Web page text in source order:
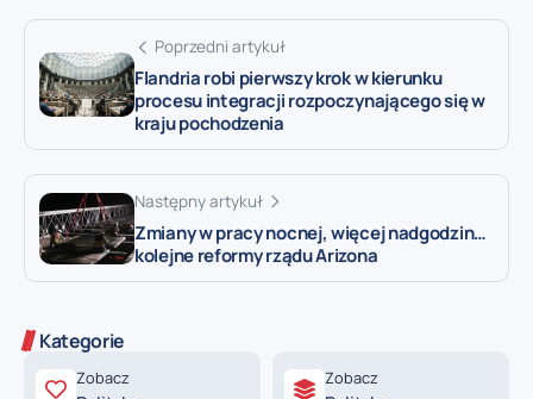
Poprzedni artykuł
Flandria robi pierwszy krok w kierunku
procesu integracji rozpoczynającego się w
kraju pochodzenia
Następny artykuł
Zmiany w pracy nocnej, więcej nadgodzin…
kolejne reformy rządu Arizona
Kategorie
Zobacz Zobacz